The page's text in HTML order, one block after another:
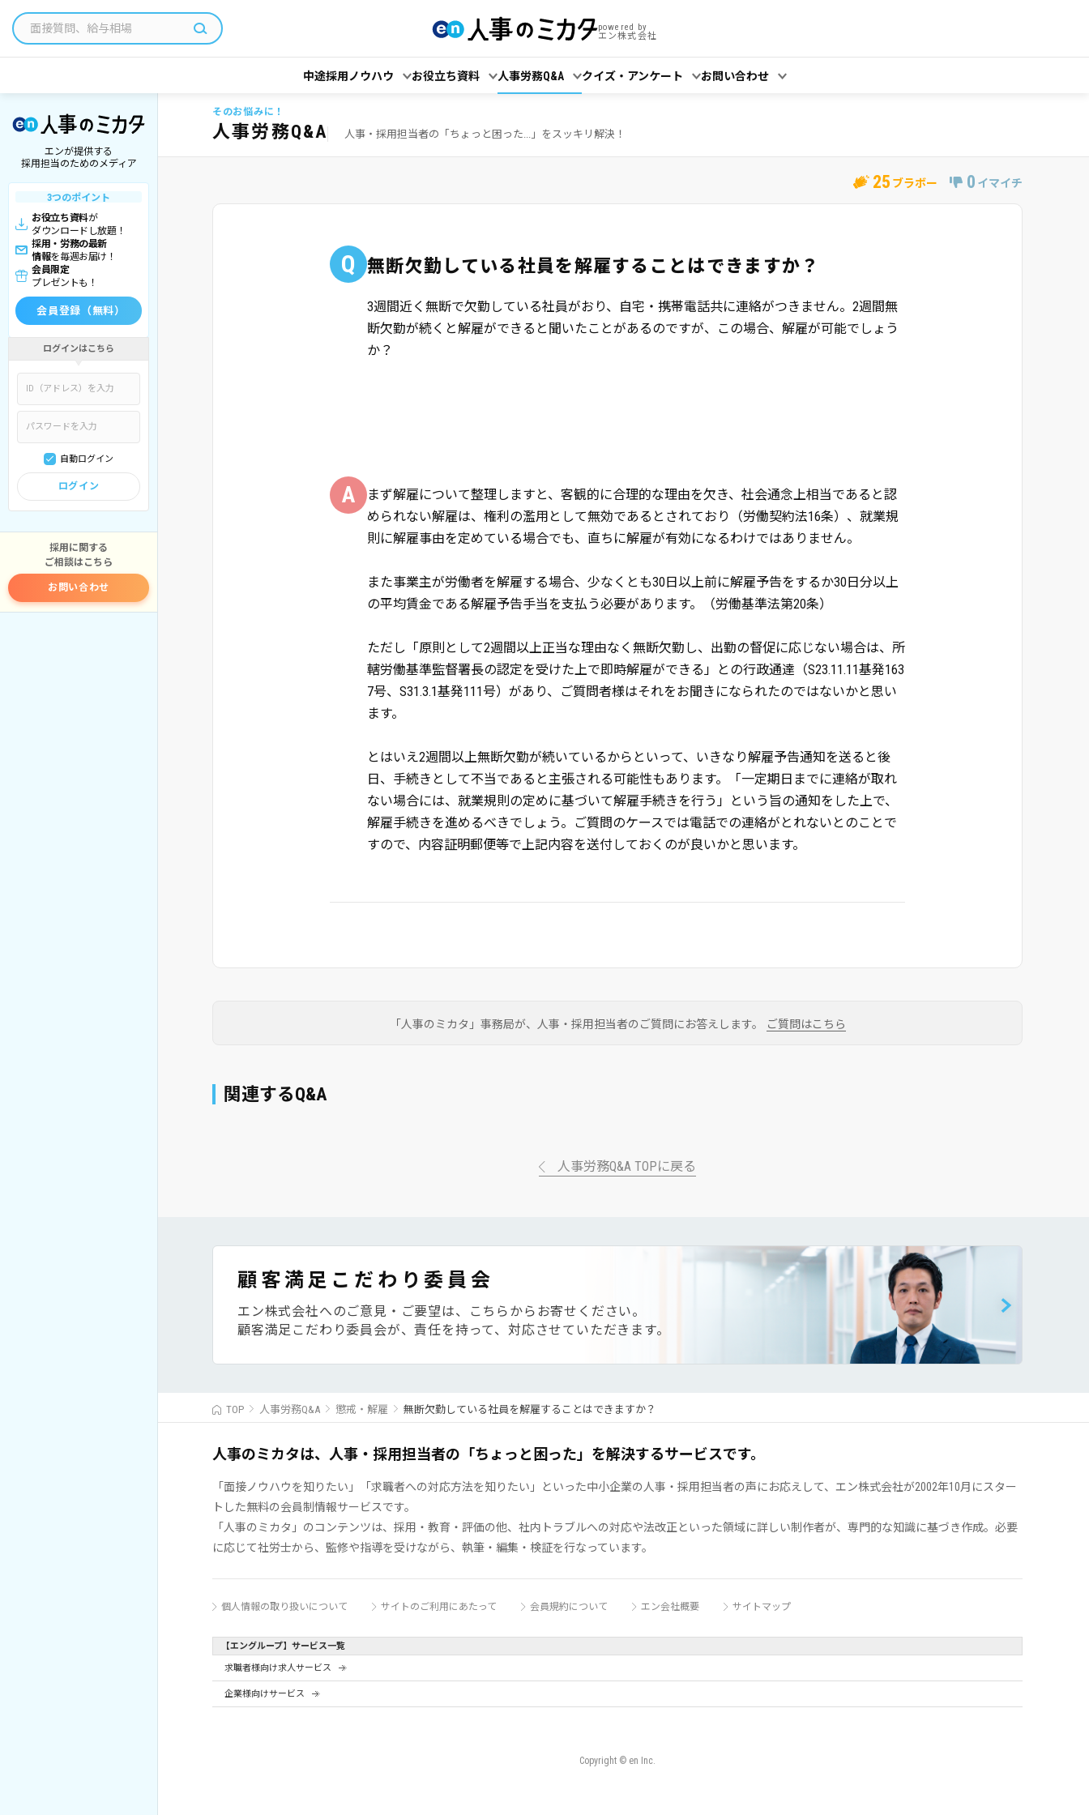
powered by
エン株式会社
中途採用ノウハウ お役立ち資料 人事労務Q&A クイズ・アンケート お問い合わせ
エンが提供する
採用担当のためのメディア
3つのポイント
お役立ち資料が
ダウンロードし放題！
採用・労務の最新
情報を毎週お届け！
会員限定
プレゼントも！
会員登録（無料）
ログインはこちら
自動ログイン
ログイン
採用に関する
ご相談はこちら
お問い合わせ
そのお悩みに！
人事労務Q&A 人事・採用担当者の「ちょっと困った...」をスッキリ解決！
25 ブラボー 0 イマイチ
Q 無断欠勤している社員を解雇することはできますか？
3週間近く無断で欠勤している社員がおり、自宅・携帯電話共に連絡がつきません。2週間無
断欠勤が続くと解雇ができると聞いたことがあるのですが、この場合、解雇が可能でしょう
か？
A
まず解雇について整理しますと、客観的に合理的な理由を欠き、社会通念上相当であると認
められない解雇は、権利の濫用として無効であるとされており（労働契約法16条）、就業規
則に解雇事由を定めている場合でも、直ちに解雇が有効になるわけではありません。
また事業主が労働者を解雇する場合、少なくとも30日以上前に解雇予告をするか30日分以上
の平均賃金である解雇予告手当を支払う必要があります。（労働基準法第20条）
ただし「原則として2週間以上正当な理由なく無断欠勤し、出勤の督促に応じない場合は、所
轄労働基準監督署長の認定を受けた上で即時解雇ができる」との行政通達（S23.11.11基発163
7号、S31.3.1基発111号）があり、ご質問者様はそれをお聞きになられたのではないかと思い
ます。
とはいえ2週間以上無断欠勤が続いているからといって、いきなり解雇予告通知を送ると後
日、手続きとして不当であると主張される可能性もあります。「一定期日までに連絡が取れ
ない場合には、就業規則の定めに基づいて解雇手続きを行う」という旨の通知をした上で、
解雇手続きを進めるべきでしょう。ご質問のケースでは電話での連絡がとれないとのことで
すので、内容証明郵便等で上記内容を送付しておくのが良いかと思います。
「人事のミカタ」事務局が、 人事・採用担当者のご質問にお答えします。 ご質問はこちら
関連するQ&A
人事労務Q&A TOPに戻る
顧客満足こだわり委員会
エン株式会社へのご意見・ご要望は、こちらからお寄せください。
顧客満足こだわり委員会が、責任を持って、対応させていただきます。
TOP 人事労務Q&A 懲戒・解雇 無断欠勤している社員を解雇することはできますか？
人事のミカタは、人事・採用担当者の「ちょっと困った」を解決するサービスです。
「面接ノウハウを知りたい」「求職者への対応方法を知りたい」といった中小企業の人事・採用担当者の声にお応えして、エン株式会社が2002年10月にスター
トした無料の会員制情報サービスです。
「人事のミカタ」のコンテンツは、採用・教育・評価の他、社内トラブルへの対応や法改正といった領域に詳しい制作者が、専門的な知識に基づき作成。必要
に応じて社労士から、監修や指導を受けながら、執筆・編集・検証を行なっています。
個人情報の取り扱いについて サイトのご利用にあたって 会員規約について エン会社概要 サイトマップ
【エングループ】サービス一覧
求職者様向け求人サービス
企業様向けサービス
Copyright © en Inc.